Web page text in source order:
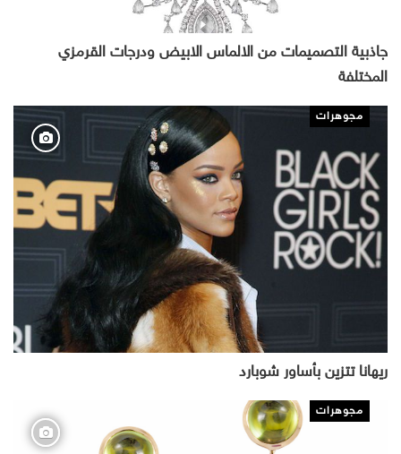
جاذبية التصميمات من الالماس الابيض ودرجات القرمزي
المختلفة
مجوهرات
ريهانا تتزين بأساور شوبارد
مجوهرات